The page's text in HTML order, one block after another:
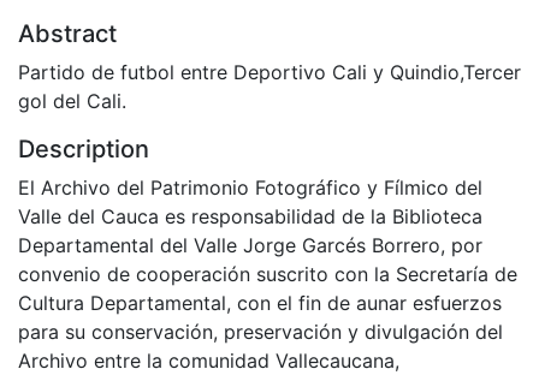
Abstract
Partido de futbol entre Deportivo Cali y Quindio,Tercer
gol del Cali.
Description
El Archivo del Patrimonio Fotográfico y Fílmico del
Valle del Cauca es responsabilidad de la Biblioteca
Departamental del Valle Jorge Garcés Borrero, por
convenio de cooperación suscrito con la Secretaría de
Cultura Departamental, con el fin de aunar esfuerzos
para su conservación, preservación y divulgación del
Archivo entre la comunidad Vallecaucana,